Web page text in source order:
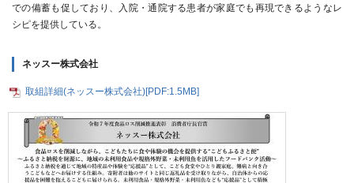
での備蓄も促しており、入院・通院する患者が家庭でも再現できるようなレ
シピを提供している。
ネッスー株式会社
取組詳細(ネッスー株式会社)[PDF:1.5MB]